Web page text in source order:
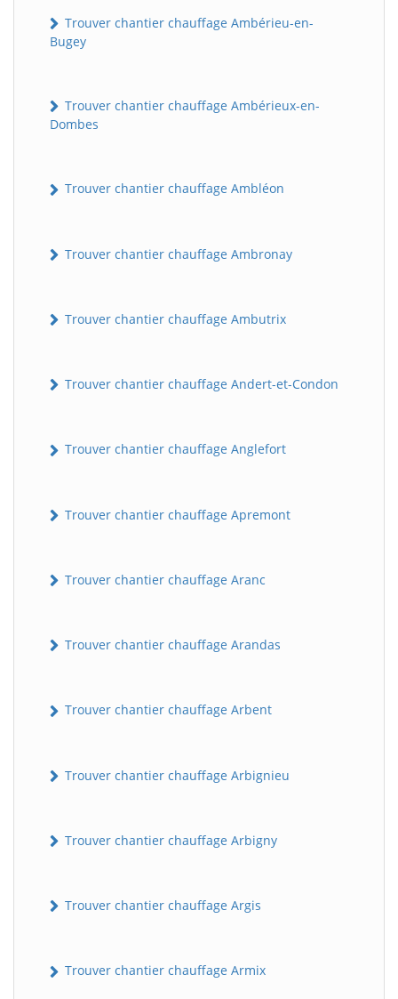
Trouver chantier chauffage Ambérieu-en-
Bugey
Trouver chantier chauffage Ambérieux-en-
Dombes
Trouver chantier chauffage Ambléon
Trouver chantier chauffage Ambronay
Trouver chantier chauffage Ambutrix
Trouver chantier chauffage Andert-et-Condon
Trouver chantier chauffage Anglefort
Trouver chantier chauffage Apremont
Trouver chantier chauffage Aranc
Trouver chantier chauffage Arandas
Trouver chantier chauffage Arbent
Trouver chantier chauffage Arbignieu
Trouver chantier chauffage Arbigny
Trouver chantier chauffage Argis
Trouver chantier chauffage Armix